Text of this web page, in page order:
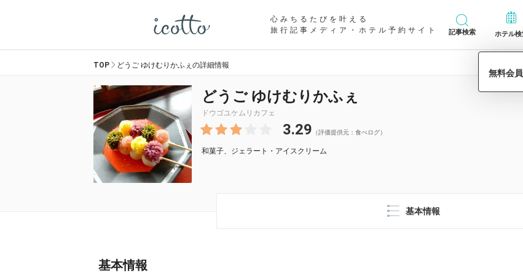
心みちるたびを叶える
旅行記事メディア・ホテル予約サイト
記事検索 ホテル検
TOP どうご ゆけむりかふぇの詳細情報
どうご ゆけむりかふぇ
ドウゴユケムリカフェ
3.29 （評価提供元：食べログ）
和菓子、ジェラート・アイスクリーム
基本情報
基本情報